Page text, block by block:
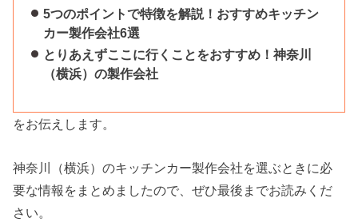
5つのポイントで特徴を解説！おすすめキッチン
カー製作会社6選
とりあえずここに行くことをおすすめ！神奈川
（横浜）の製作会社
をお伝えします。
神奈川（横浜）のキッチンカー製作会社を選ぶときに必
要な情報をまとめましたので、ぜひ最後までお読みくだ
さい。